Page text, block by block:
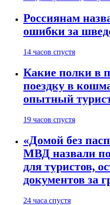
Россиянам
ошибки за
14 часов спустя
Какие полки в
поездку в
опытный
19 часов спустя
«Домой без
МВД назвали
для туристов,
документов за
24 часа спустя